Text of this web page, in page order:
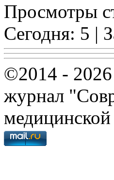
Просмотры
Сегодня: 5 |
©2014 - 2026
журнал
медицинской